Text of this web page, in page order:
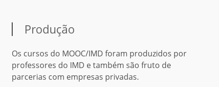
Produção
Os cursos do MOOC/IMD foram produzidos por
professores do IMD e também são fruto de
parcerias com empresas privadas.